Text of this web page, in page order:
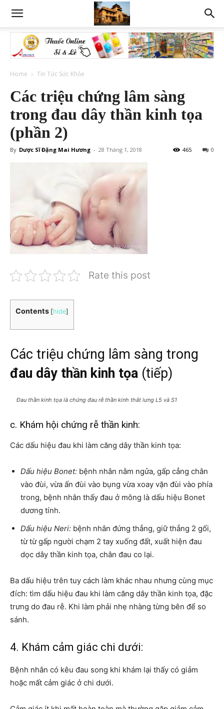
Home Tin Tức Sức Khỏe
Các triệu chứng lâm sàng
trong đau dây thần kinh tọa
(phần 2)
By Dược Sĩ Đặng Mai Hương - 28 Tháng 1, 2018 0
465
Rate this post
Contents [hide]
Các triệu chứng lâm sàng trong
đau dây thần kinh tọa (tiếp)
Đau thần kinh tọa là chứng đau rễ thần kinh thắt lưng L5 và S1
c. Khám hội chứng rễ thần kinh:
Các dấu hiệu đau khi làm căng dây thần kinh tọa:
Dấu hiệu Bonet: bệnh nhân nằm ngửa, gấp cẳng chân
vào đùi, vừa ấn đùi vào bụng vừa xoay vặn đùi vào phía
trong, bệnh nhân thấy đau ở mông là dấu hiệu Bonet
dương tính.
Dấu hiệu Neri: bệnh nhân đứng thẳng, giữ thẳng 2 gối,
từ từ gấp người chạm 2 tay xuống đất, xuất hiện đau
dọc dây thần kinh tọa, chân đau co lại.
Ba dấu hiệu trên tuy cách làm khác nhau nhưng cùng mục
đích: tìm dấu hiệu đau khi làm căng dây thần kinh tọa, đặc
trưng do đau rễ. Khi làm phải nhẹ nhàng từng bên để so
sánh.
4. Khám cảm giác chi dưới:
Bệnh nhân có kêu đau song khi khám lại thấy có giảm
hoặc mất cảm giác ở chi dưới.